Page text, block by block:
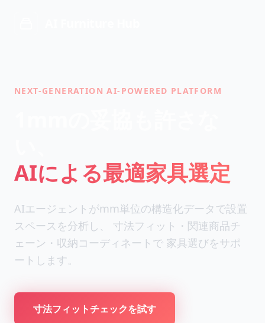
NEXT-GENERATION AI-POWERED PLATFORM
AIによる最適家具選定
AIエージェントがmm単位の構造化データで設置
スペースを分析し、 寸法フィット・関連商品チ
ェーン・収納コーディネートで 家具選びをサポ
ートします。
寸法フィットチェックを試す